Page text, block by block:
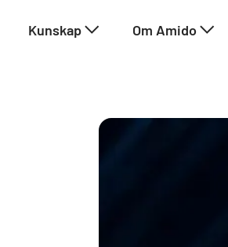
Kunskap Om Amido